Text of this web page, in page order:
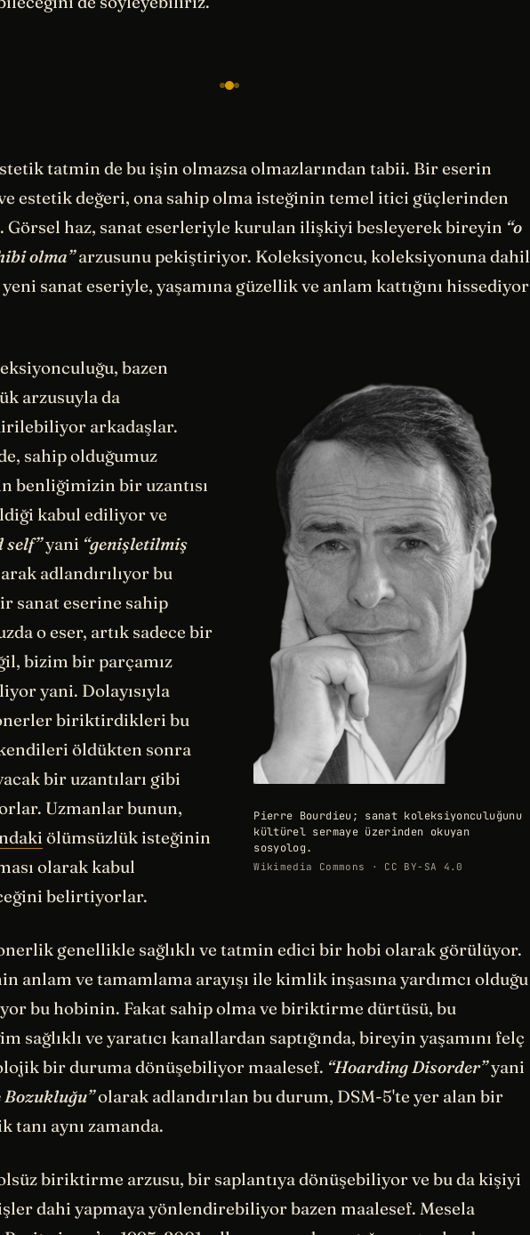
tatmin de bu işin olmazsa olmazlarından tabii. Bir eserin
estetik değeri, ona sahip olma isteğinin temel itici güçlerinden
Görsel haz, sanat eserleriyle kurulan ilişkiyi besleyerek bireyin “o
olma”arzusunu pekiştiriyor. Koleksiyoncu, koleksiyonuna dahil
sanat eseriyle, yaşamına güzellik ve anlam kattığını hissediyor
Pierre Bourdieu; sanat koleksiyonculuğunu
kültürel sermaye üzerinden okuyan
sosyolog.
Wikimedia Commons · CC BY-SA 4.0
bazen
arzusuyla da
arkadaşlar.
sahip olduğumuz
benliğimizin bir uzantısı
kabul ediliyor ve
self”yani “genişletilmiş
adlandırılıyor bu
sanat eserine sahip
o eser, artık sadece bir
bizim bir parçamız
yani. Dolayısıyla
biriktirdikleri bu
öldükten sonra
bir uzantıları gibi
Uzmanlar bunun,
ölümsüzlük isteğinin
olarak kabul
belirtiyorlar.
genellikle sağlıklı ve tatmin edici bir hobi olarak görülüyor.
anlam ve tamamlama arayışı ile kimlik inşasına yardımcı olduğu
bu hobinin. Fakat sahip olma ve biriktirme dürtüsü, bu
sağlıklı ve yaratıcı kanallardan saptığında, bireyin yaşamını felç
bir duruma dönüşebiliyor maalesef. “Hoarding Disorder”yani
Bozukluğu”olarak adlandırılan bu durum, DSM-5'te yer alan bir
tanı aynı zamanda.
biriktirme arzusu, bir saplantıya dönüşebiliyor ve bu da kişiyi
işler dahi yapmaya yönlendirebiliyor bazen maalesef. Mesela